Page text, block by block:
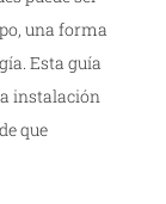
una forma
Esta guía
instalación
que